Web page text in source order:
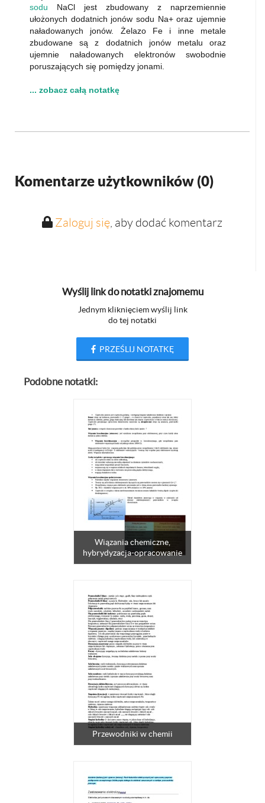
sodu NaCl jest zbudowany z naprzemiennie
ułożonych dodatnich jonów sodu Na+ oraz ujemnie
naładowanych jonów. Żelazo Fe i inne metale
zbudowane są z dodatnich jonów metalu oraz
ujemnie naładowanych elektronów swobodnie
poruszających się pomiędzy jonami.
... zobacz całą notatkę
Komentarze użytkowników (0)
Zaloguj się, aby dodać komentarz
Wyślij link do notatki znajomemu
Jednym kliknięciem wyślij link
do tej notatki
PRZEŚLIJ NOTATKĘ
Podobne notatki:
Wiązania chemiczne,
hybrydyzacja-opracowanie
Przewodniki w chemii